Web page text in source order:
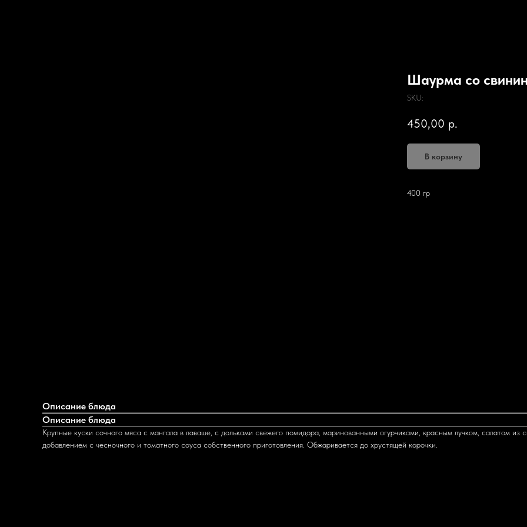
Шаурма со
SKU:
450,00 р.
В корзину
400 гр
Описание блюда
Описание блюда
Крупные куски сочного мяса с мангала в лаваше, с дольками свежего помидора, маринованными огурчиками, красным лучком, салатом
добавлением с чесночного и томатного соуса собственного приготовления. Обжаривается до хрустящей корочки.